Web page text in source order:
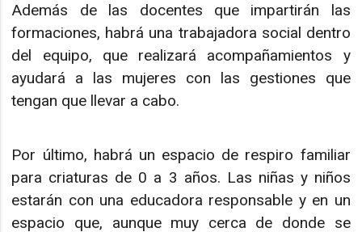
Además de las docentes que impartirán las
formaciones, habrá una trabajadora social dentro
del equipo, que realizará acompañamientos y
ayudará a las mujeres con las gestiones que
tengan que llevar a cabo.
Por último, habrá un espacio de respiro familiar
para criaturas de 0 a 3 años. Las niñas y niños
estarán con una educadora responsable y en un
espacio que, aunque muy cerca de donde se